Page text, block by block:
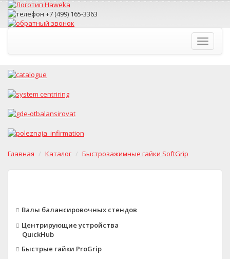
Toggle
Главная Каталог Быстрозажимные гайки SoftGrip
Валы балансировочных стендов
Центрирующие устройства
QuickHub
Быстрые гайки ProGrip